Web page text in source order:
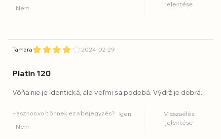
Nem
jelentése
Tamara 2024-02-29
Platin 120
Vôňa nie je identická, ale veľmi sa podobá. Výdrž je dobrá.
Hasznos volt önnek ez a bejegyzés? Igen
Nem
Visszaélés
jelentése